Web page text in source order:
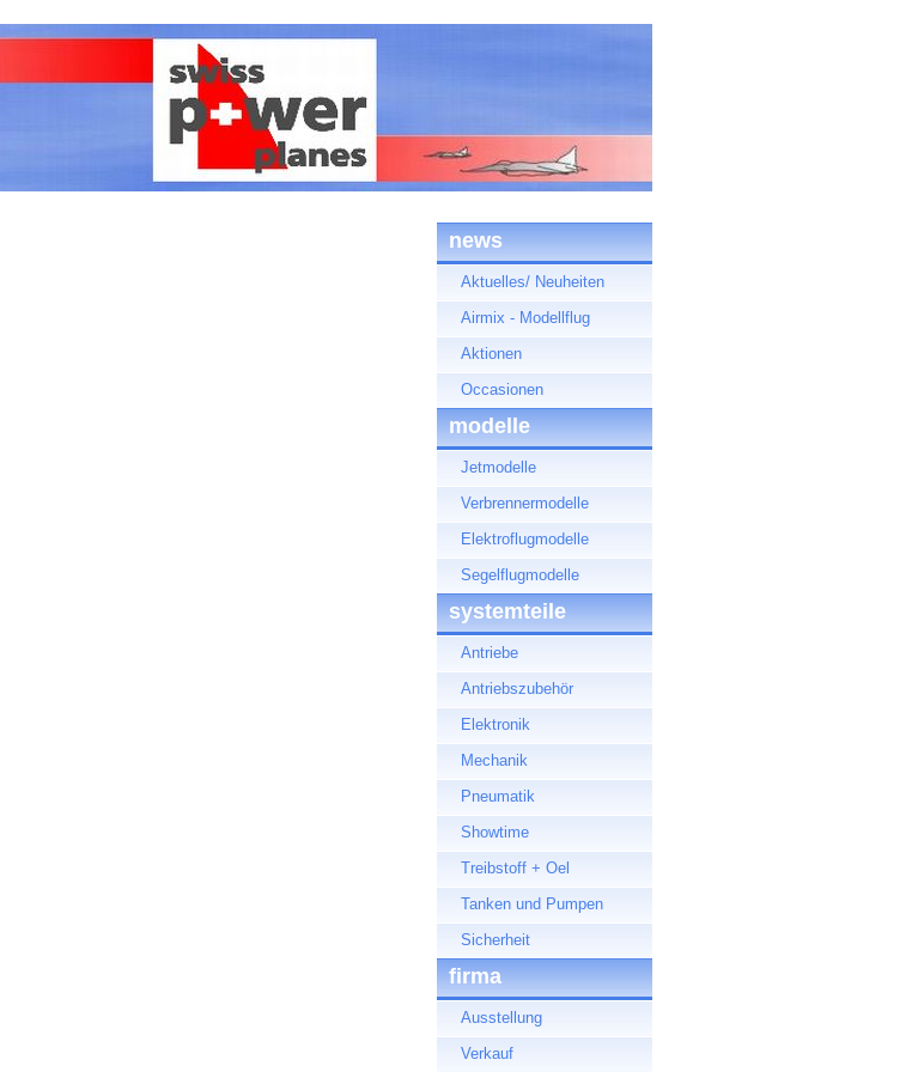
news
Aktuelles/ Neuheiten
Airmix - Modellflug
Aktionen
Occasionen
modelle
Jetmodelle
Verbrennermodelle
Elektroflugmodelle
Segelflugmodelle
systemteile
Antriebe
Antriebszubehör
Elektronik
Mechanik
Pneumatik
Showtime
Treibstoff + Oel
Tanken und Pumpen
Sicherheit
firma
Ausstellung
Verkauf